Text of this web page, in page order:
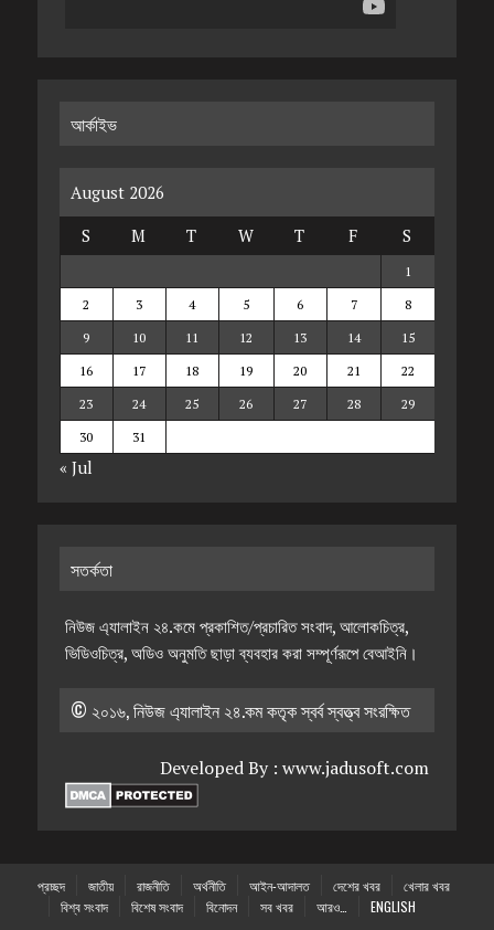
আর্কাইভ
August 2026
S
M T W T F S
1
2
3 4 5 6 7
8
9
10 11 12 13 14
15
16
17 18 19 20 21
22
23
24 25 26 27 28
29
30
31
« Jul
সতর্কতা
নিউজ এ্যালাইন ২৪.কমে প্রকাশিত/প্রচারিত সংবাদ, আলোকচিত্র,
ভিডিওচিত্র, অডিও অনুমতি ছাড়া ব্যবহার করা সম্পূর্ণরূপে বেআইনি।
© ২০১৬, নিউজ এ্যালাইন ২৪.কম কতৃক স্বর্ব স্বত্ত্ব সংরক্ষিত
Developed By :www.jadusoft.com
প্রচ্ছদ জাতীয় রাজনীতি অর্থনীতি আইন-আদালত দেশের খবর
খেলার খবর
বিশ্ব সংবাদ
বিশেষ সংবাদ বিনোদন সব খবর আরও…
ENGLISH